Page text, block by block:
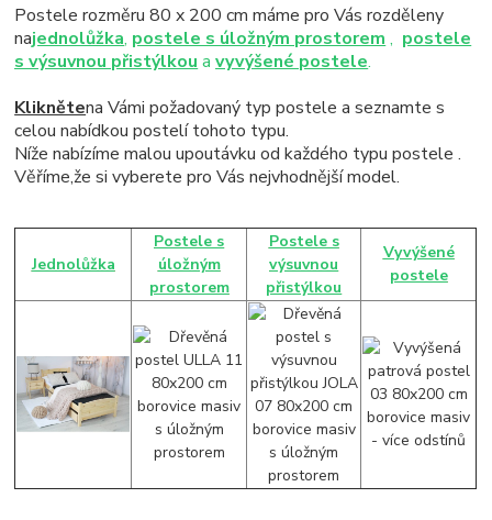
Postele rozměru 80 x 200 cm máme pro Vás rozděleny
najednolůžka, postele s úložným prostorem , postele
s výsuvnou přistýlkou avyvýšené postele.
Kliknětena Vámi požadovaný typ postele a seznamte s
celou nabídkou postelí tohoto typu.
Níže nabízíme malou upoutávku od každého typu postele .
Věříme,že si vyberete pro Vás nejvhodnější model.
Jednolůžka
Postele s
úložným
prostorem
Postele s
výsuvnou
přistýlkou
Vyvýšené
postele